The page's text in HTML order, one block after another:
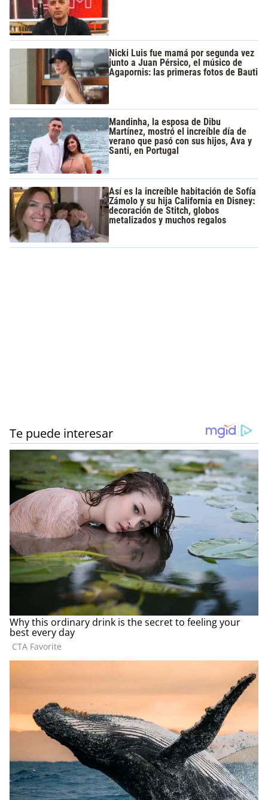
Nicki Luis fue mamá por segunda vez
junto a Juan Pérsico, el músico de
Agapornis: las primeras fotos de Bauti
Mandinha, la esposa de Dibu
Martínez, mostró el increíble día de
verano que pasó con sus hijos, Ava y
Santi, en Portugal
Así es la increíble habitación de Sofía
Zámolo y su hija California en Disney:
decoración de Stitch, globos
metalizados y muchos regalos